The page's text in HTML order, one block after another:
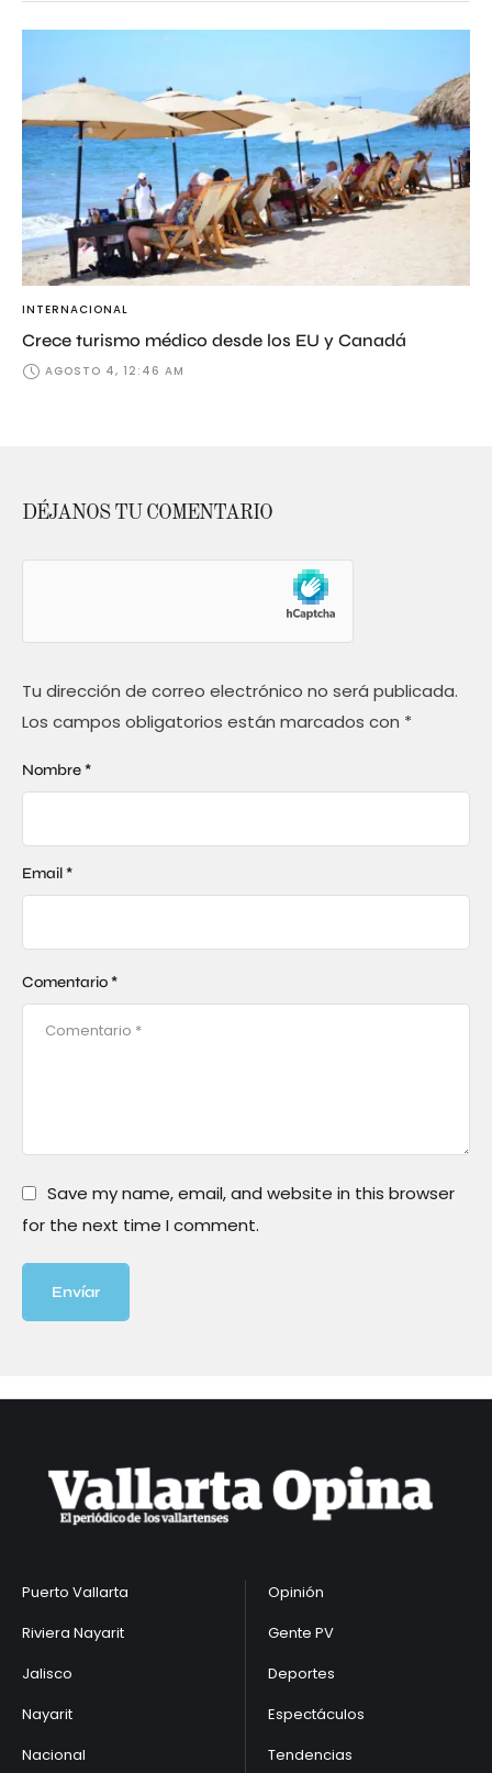
INTERNACIONAL
Crece turismo médico desde los EU y Canadá
AGOSTO 4, 12:46 AM
DÉJANOS TU COMENTARIO
Tu dirección de correo electrónico no será publicada.
Los campos obligatorios están marcados con *
Comentario *
Nombre *
Email *
Save my name, email, and website in this browser
for the next time I comment.
Envíar
Puerto Vallarta
Riviera Nayarit
Jalisco
Nayarit
Nacional
Opinión
Gente PV
Deportes
Espectáculos
Tendencias